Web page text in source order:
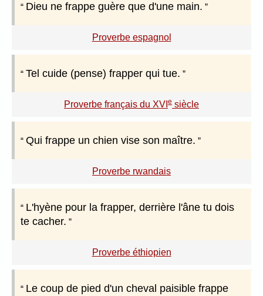
Dieu ne frappe guère que d'une main.
Proverbe espagnol
Tel cuide (pense) frapper qui tue.
Proverbe français du XVI e siècle
Qui frappe un chien vise son maître.
Proverbe rwandais
L'hyène pour la frapper, derrière l'âne tu dois
te cacher.
Proverbe éthiopien
Le coup de pied d'un cheval paisible frappe